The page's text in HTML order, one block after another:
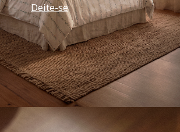
Deite-se